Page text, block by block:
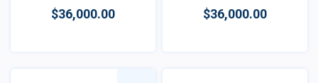
$36,000.00 $36,000.00